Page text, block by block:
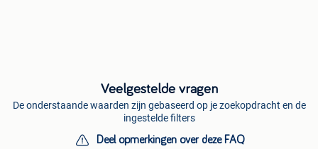
Veelgestelde vragen
De onderstaande waarden zijn gebaseerd op je zoekopdracht en de
ingestelde filters
Deel opmerkingen over deze FAQ